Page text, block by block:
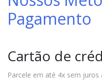
Pagamento
Cartão de
Parcele em até 4x sem juros